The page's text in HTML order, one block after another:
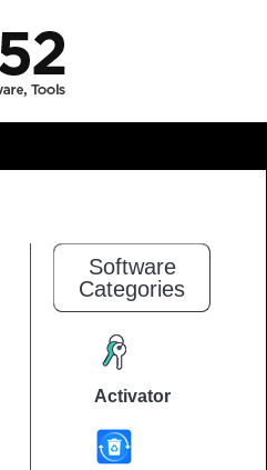
Software
Categories
Activator